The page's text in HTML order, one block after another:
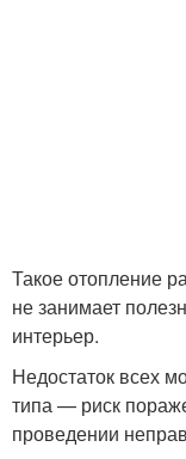
Такое отопление
не занимает
интерьер.
Недостаток всех
типа — риск
проведении